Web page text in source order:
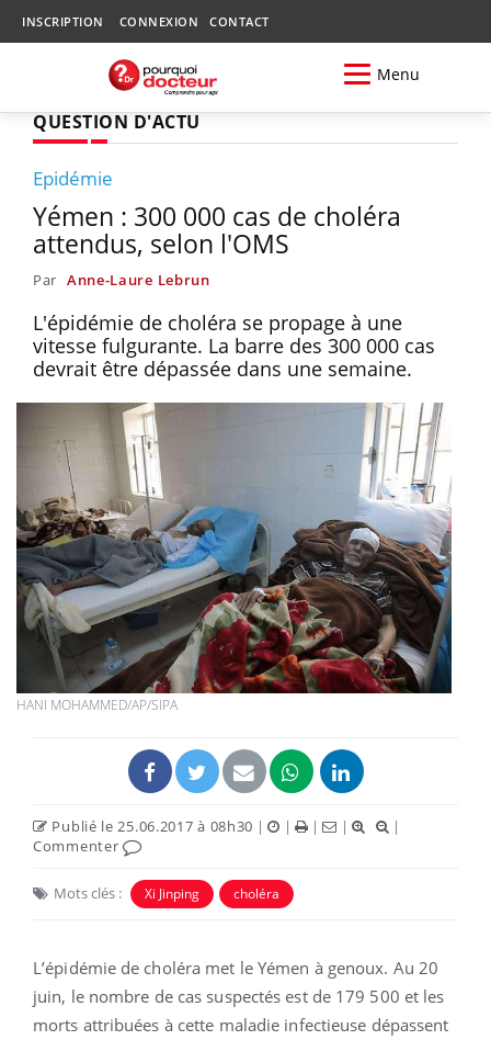
INSCRIPTION CONNEXION CONTACT
Menu
QUESTION D'ACTU
Epidémie
Yémen : 300 000 cas de choléra
attendus, selon l'OMS
Par Anne-Laure Lebrun
L'épidémie de choléra se propage à une
vitesse fulgurante. La barre des 300 000 cas
devrait être dépassée dans une semaine.
HANI MOHAMMED/AP/SIPA
Publié le 25.06.2017 à 08h30 | | | |
|
Commenter
Mots clés : Xi Jinping choléra
L’épidémie de choléra met le Yémen à genoux. Au 20
juin, le nombre de cas suspectés est de 179 500 et les
morts attribuées à cette maladie infectieuse dépassent